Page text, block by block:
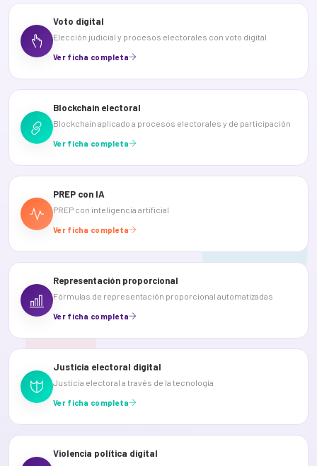
Voto digital
Elección judicial y procesos electorales con voto digital
Ver ficha completa
Blockchain electoral
Blockchain aplicado a procesos electorales y de participación
Ver ficha completa
PREP con IA
PREP con inteligencia artificial
Ver ficha completa
Representación proporcional
Fórmulas de representación proporcional automatizadas
Ver ficha completa
Justicia electoral digital
Justicia electoral a través de la tecnología
Ver ficha completa
Violencia política digital